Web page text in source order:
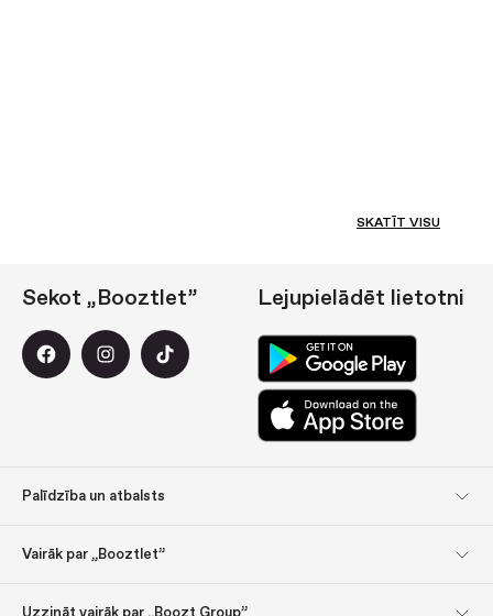
SKATĪT VISU
Palīdzība un atbalsts
centrs
Vairāk par „Booztlet”
Sekot „Booztlet” Lejupielādēt lietotni